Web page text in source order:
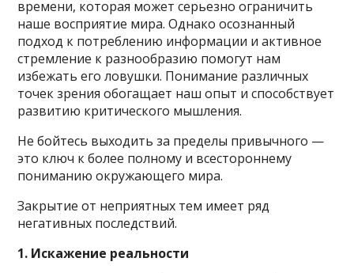
времени, которая может серьезно ограничить
наше восприятие мира. Однако осознанный
подход к потреблению информации и активное
стремление к разнообразию помогут нам
избежать его ловушки. Понимание различных
точек зрения обогащает наш опыт и способствует
развитию критического мышления.
Не бойтесь выходить за пределы привычного —
это ключ к более полному и всестороннему
пониманию окружающего мира.
Закрытие от неприятных тем имеет ряд
негативных последствий.
1. Искажение реальности